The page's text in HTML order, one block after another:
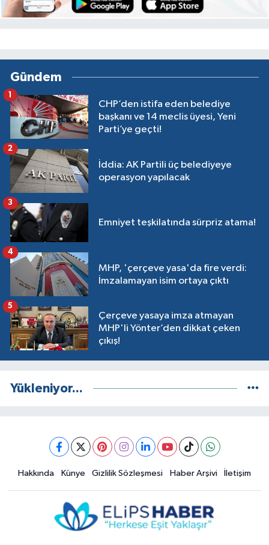
Gündem
CHP’den istifa eden belediye
başkanı ve 14 meclis üyesi, Yeni
Parti’ye geçti!
1
İddia: AK Partili üç belediyeye
operasyon yapılacak
2
Emniyet teşkilatında sürpriz atama!
3
MHP, 'çerçeve yasa'da fire verdi:
İmzalamayan isim ortaya çıktı
4
Çerçeve yasaya imza atmayan
MHP'li Yönter’den dikkat çeken
çıkış!
5
Yükleniyor...
Hakkında Künye Gizlilik Sözleşmesi Haber Arşivi İletişim